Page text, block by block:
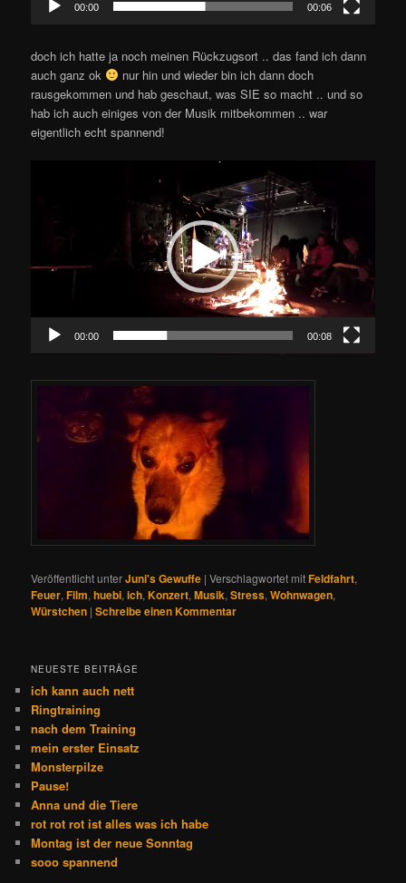
00:00 00:06
doch ich hatte ja noch meinen Rückzugsort .. das fand ich dann
auch ganz ok
nur hin und wieder bin ich dann doch
rausgekommen und hab geschaut, was SIE so macht .. und so
hab ich auch einiges von der Musik mitbekommen .. war
eigentlich echt spannend!
00:00 00:08
Veröffentlicht unterJuni's Gewuffe |Verschlagwortet mitFeldfahrt,
Feuer,Film,huebi,ich,Konzert,Musik,Stress,Wohnwagen,
Würstchen |Schreibe einen Kommentar
NEUESTE BEITRÄGE
ich kann auch nett
Ringtraining
nach dem Training
mein erster Einsatz
Monsterpilze
Pause!
Anna und die Tiere
rot rot rot ist alles was ich habe
Montag ist der neue Sonntag
sooo spannend